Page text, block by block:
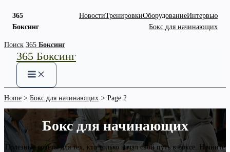
365
Боксинг
НовостиТренировкиОборудованиеИнтервью
Бокс для начинающих
Skip
content
Поиск 365 Боксинг
365 Боксинг
Home Бокс для начинающих Page 2
Бокс для начинающих
Полезные советы для тех, кто только начал свой путь в боксе. Начните